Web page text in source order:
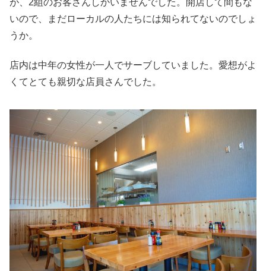
が、2組のお客さんしかいませんでした。開店して間もな
いので、まだローカルの人たちには知られてないのでしょ
うか。
店内は中年の女性が一人でサーブしていました。愛想がよ
くてとても親切な店員さんでした。